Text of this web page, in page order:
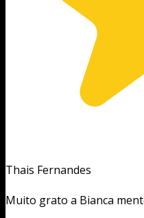
Thais Fernandes
Muito grato a Bianca